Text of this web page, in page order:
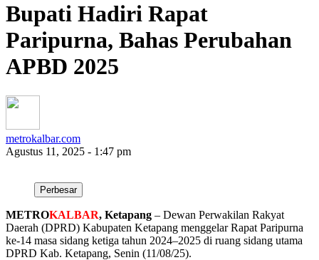
Bupati Hadiri Rapat
Paripurna, Bahas Perubahan
APBD 2025
metrokalbar.com
Agustus 11, 2025 - 1:47 pm
Perbesar
METROKALBAR, Ketapang – Dewan Perwakilan Rakyat
Daerah (DPRD) Kabupaten Ketapang menggelar Rapat Paripurna
ke-14 masa sidang ketiga tahun 2024–2025 di ruang sidang utama
DPRD Kab. Ketapang, Senin (11/08/25).